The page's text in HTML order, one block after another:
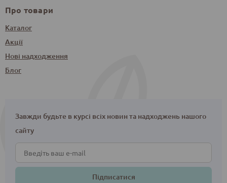
Про товари
Каталог
Акції
Нові надходження
Блог
Завжди будьте в курсі всіх новин та надходжень нашого
сайту
Підписатися